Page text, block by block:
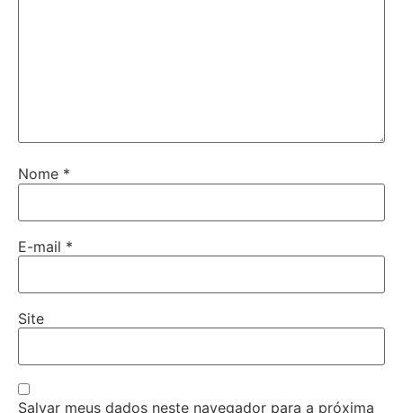
Nome *
E-mail *
Site
Salvar meus dados neste navegador para a próxima